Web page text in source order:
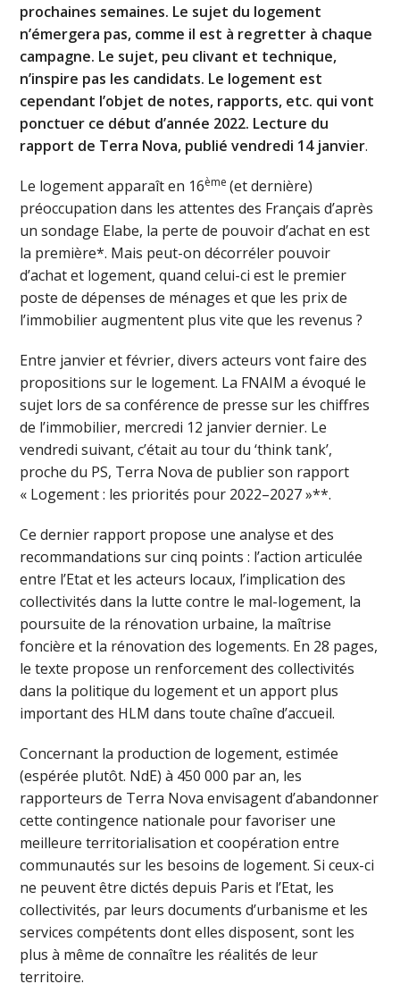
prochaines semaines. Le sujet du logement
n’émergera pas, comme il est à regretter à chaque
campagne. Le sujet, peu clivant et technique,
n’inspire pas les candidats. Le logement est
cependant l’objet de notes, rapports, etc. qui vont
ponctuer ce début d’année 2022. Lecture du
rapport de Terra Nova, publié vendredi 14 janvier.
Le logement apparaît en 16ème (et dernière)
préoccupation dans les attentes des Français d’après
un sondage Elabe, la perte de pouvoir d’achat en est
la première*. Mais peut-on décorréler pouvoir
d’achat et logement, quand celui-ci est le premier
poste de dépenses de ménages et que les prix de
l’immobilier augmentent plus vite que les revenus ?
Entre janvier et février, divers acteurs vont faire des
propositions sur le logement. La FNAIM a évoqué le
sujet lors de sa conférence de presse sur les chiffres
de l’immobilier, mercredi 12 janvier dernier. Le
vendredi suivant, c’était au tour du ‘think tank’,
proche du PS, Terra Nova de publier son rapport
« Logement : les priorités pour 2022–2027 »**.
Ce dernier rapport propose une analyse et des
recommandations sur cinq points : l’action articulée
entre l’Etat et les acteurs locaux, l’implication des
collectivités dans la lutte contre le mal-logement, la
poursuite de la rénovation urbaine, la maîtrise
foncière et la rénovation des logements. En 28 pages,
le texte propose un renforcement des collectivités
dans la politique du logement et un apport plus
important des HLM dans toute chaîne d’accueil.
Concernant la production de logement, estimée
(espérée plutôt. NdE) à 450 000 par an, les
rapporteurs de Terra Nova envisagent d’abandonner
cette contingence nationale pour favoriser une
meilleure territorialisation et coopération entre
communautés sur les besoins de logement. Si ceux-ci
ne peuvent être dictés depuis Paris et l’Etat, les
collectivités, par leurs documents d’urbanisme et les
services compétents dont elles disposent, sont les
plus à même de connaître les réalités de leur
territoire.